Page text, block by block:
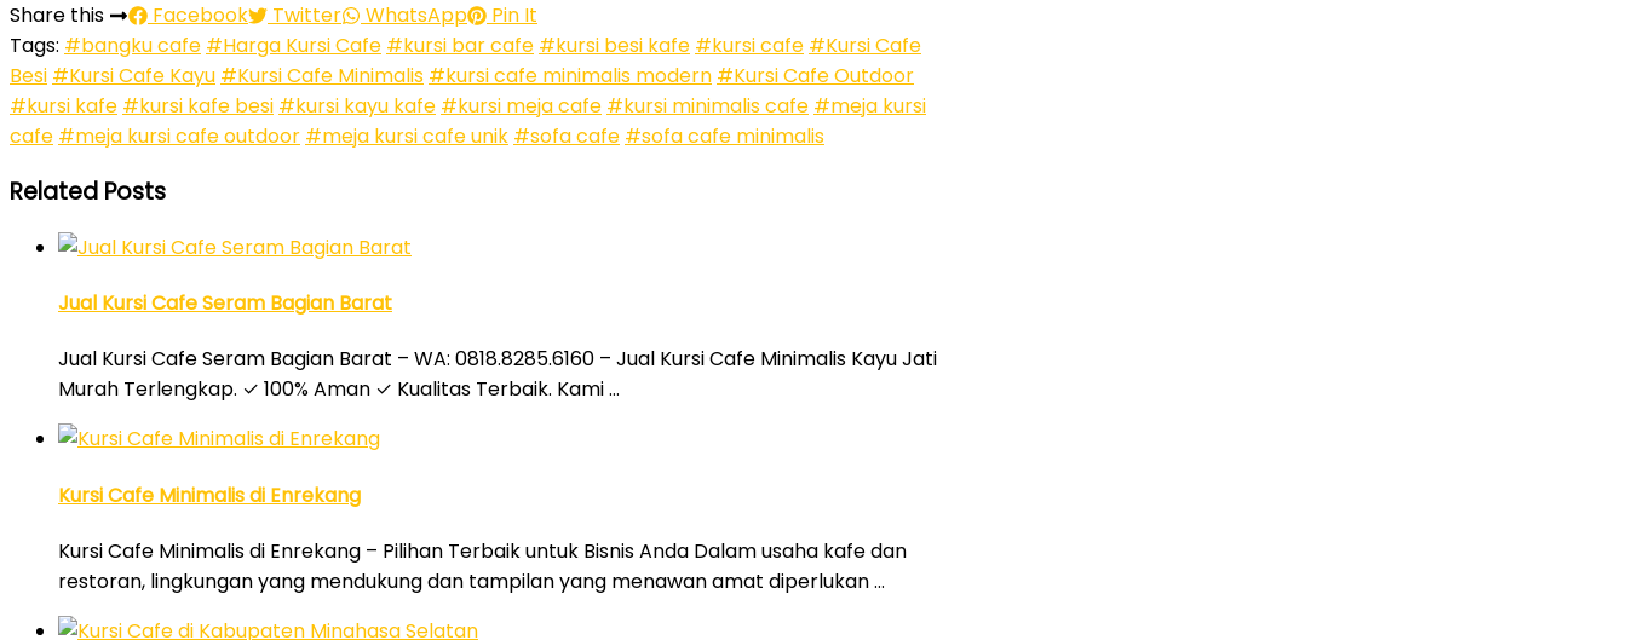
Share this
Facebook Twitter WhatsApp
Pin It
Tags: #bangku cafe #Harga Kursi Cafe #kursi bar cafe #kursi besi kafe #kursi cafe #Kursi Cafe
Besi #Kursi Cafe Kayu #Kursi Cafe Minimalis #kursi cafe minimalis modern #Kursi Cafe Outdoor
#kursi kafe #kursi kafe besi #kursi kayu kafe #kursi meja cafe #kursi minimalis cafe #meja kursi
cafe #meja kursi cafe outdoor #meja kursi cafe unik #sofa cafe #sofa cafe minimalis
Related Posts
Jual Kursi Cafe Seram Bagian Barat
Jual Kursi Cafe Seram Bagian Barat – WA: 0818.8285.6160 – Jual Kursi Cafe Minimalis Kayu Jati
Murah Terlengkap. ✓ 100% Aman ✓ Kualitas Terbaik. Kami …
Kursi Cafe Minimalis di Enrekang
Kursi Cafe Minimalis di Enrekang – Pilihan Terbaik untuk Bisnis Anda Dalam usaha kafe dan
restoran, lingkungan yang mendukung dan tampilan yang menawan amat diperlukan …